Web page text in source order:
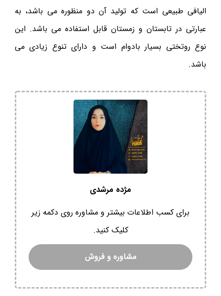
الیافی طبیعی است که تولید آن دو منظوره می باشد، به
عبارتی در تابستان و زمستان قابل استفاده می باشد. این
نوع روتختی بسیار بادوام است و دارای تنوع زیادی می
باشد.
مژده مرشدی
برای کسب اطلاعات بیشتر و مشاوره روی دکمه زیر
کلیک کنید.
مشاوره و فروش